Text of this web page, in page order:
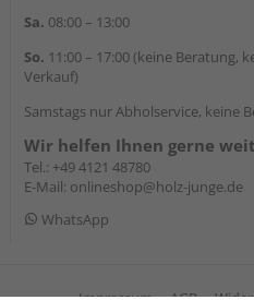
Sa. 08:00 – 13:00
So. 11:00 – 17:00 (keine Beratung,
Verkauf)
Samstags nur Abholservice, keine
Wir helfen Ihnen gerne
Tel.: +49 4121 48780
E-Mail: onlineshop@holz-junge.de
WhatsApp